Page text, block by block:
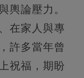
輿論壓力。
在家人與專
許多當年曾
祝福，期盼